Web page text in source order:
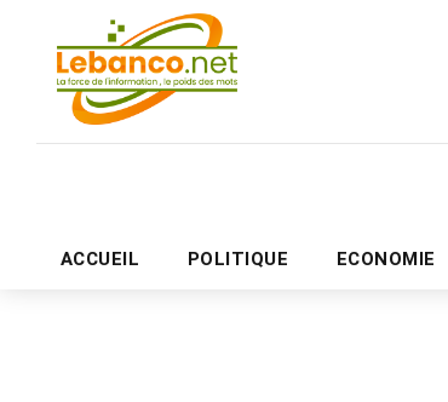
ACCUEIL POLITIQUE ECONOMIE